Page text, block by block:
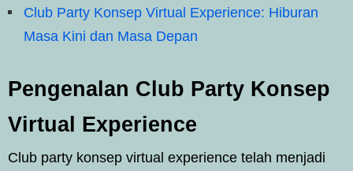
Club Party Konsep Virtual Experience: Hiburan
Masa Kini dan Masa Depan
Pengenalan Club Party Konsep
Virtual Experience
Club party konsep virtual experience telah menjadi